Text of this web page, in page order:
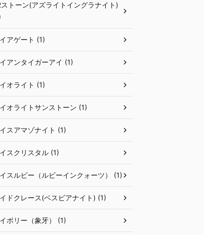
ストーン(アズライトイングラナイト)
アゲート (1)
アンタイガーアイ (1)
オライト (1)
オライトサンストーン (1)
スアマゾナイト (1)
スクリスタル (1)
スルビー（ルビーインクォーツ） (1)
ドクレース(ベスビアナイト) (1)
ボリー（象牙） (1)